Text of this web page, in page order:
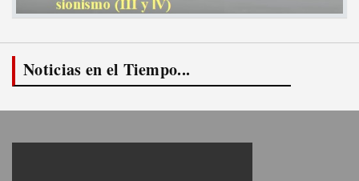
Noticias en el Tiempo...